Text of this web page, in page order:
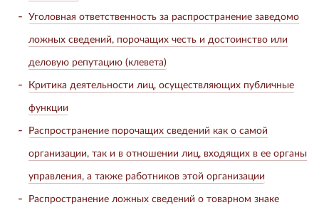
Уголовная ответственность за распространение заведомо
ложных сведений, порочащих честь и достоинство или
деловую репутацию (клевета)
Критика деятельности лиц, осуществляющих публичные
функции
Распространение порочащих сведений как о самой
организации, так и в отношении лиц, входящих в ее органы
управления, а также работников этой организации
Распространение ложных сведений о товарном знаке